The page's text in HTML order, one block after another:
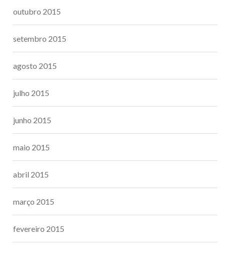
outubro 2015
setembro 2015
agosto 2015
julho 2015
junho 2015
maio 2015
abril 2015
março 2015
fevereiro 2015